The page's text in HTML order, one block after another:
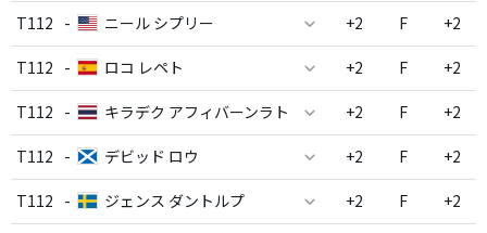
T112 - ニール シプリー +2 F +2
T112 - ロコ レペト +2 F +2
T112 - キラデク アフィバーンラト +2 F +2
T112 - デビッド ロウ +2 F +2
T112 - ジェンス ダントルプ +2 F +2